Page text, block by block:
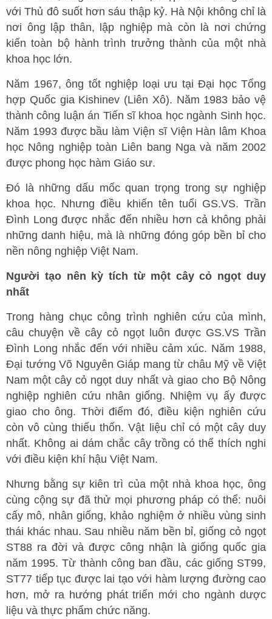
với Thủ đô suốt hơn sáu thập kỷ. Hà Nội không chỉ là
nơi ông lập thân, lập nghiệp mà còn là nơi chứng
kiến toàn bộ hành trình trưởng thành của một nhà
khoa học lớn.
Năm 1967, ông tốt nghiệp loại ưu tại Đại học Tổng
hợp Quốc gia Kishinev (Liên Xô). Năm 1983 bảo vệ
thành công luận án Tiến sĩ khoa học ngành Sinh học.
Năm 1993 được bầu làm Viện sĩ Viện Hàn lâm Khoa
học Nông nghiệp toàn Liên bang Nga và năm 2002
được phong học hàm Giáo sư.
Đó là những dấu mốc quan trọng trong sự nghiệp
khoa học. Nhưng điều khiến tên tuổi GS.VS. Trần
Đình Long được nhắc đến nhiều hơn cả không phải
những danh hiệu, mà là những đóng góp bền bỉ cho
nền nông nghiệp Việt Nam.
Người tạo nên kỳ tích từ một cây cỏ ngọt duy
nhất
Trong hàng chục công trình nghiên cứu của mình,
câu chuyện về cây cỏ ngọt luôn được GS.VS Trần
Đình Long nhắc đến với nhiều cảm xúc. Năm 1988,
Đại tướng Võ Nguyên Giáp mang từ châu Mỹ về Việt
Nam một cây cỏ ngọt duy nhất và giao cho Bộ Nông
nghiệp nghiên cứu nhân giống. Nhiệm vụ ấy được
giao cho ông. Thời điểm đó, điều kiện nghiên cứu
còn vô cùng thiếu thốn. Vật liệu chỉ có một cây duy
nhất. Không ai dám chắc cây trồng có thể thích nghi
với điều kiện khí hậu Việt Nam.
Nhưng bằng sự kiên trì của một nhà khoa học, ông
cùng cộng sự đã thử mọi phương pháp có thể: nuôi
cấy mô, nhân giống, khảo nghiệm ở nhiều vùng sinh
thái khác nhau. Sau nhiều năm bền bỉ, giống cỏ ngọt
ST88 ra đời và được công nhận là giống quốc gia
năm 1995. Từ thành công ban đầu, các giống ST99,
ST77 tiếp tục được lai tạo với hàm lượng đường cao
hơn, mở ra hướng phát triển mới cho ngành dược
liệu và thực phẩm chức năng.